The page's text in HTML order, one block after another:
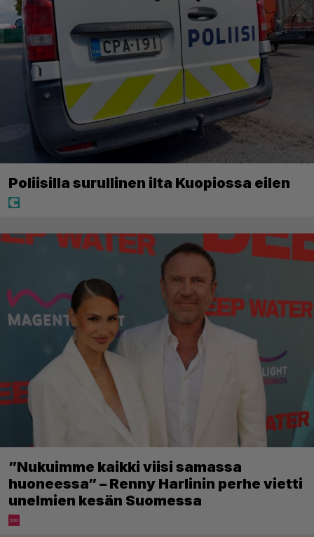
Poliisilla surullinen ilta Kuopiossa eilen
”Nukuimme kaikki viisi samassa
huoneessa” – Renny Harlinin perhe vietti
unelmien kesän Suomessa